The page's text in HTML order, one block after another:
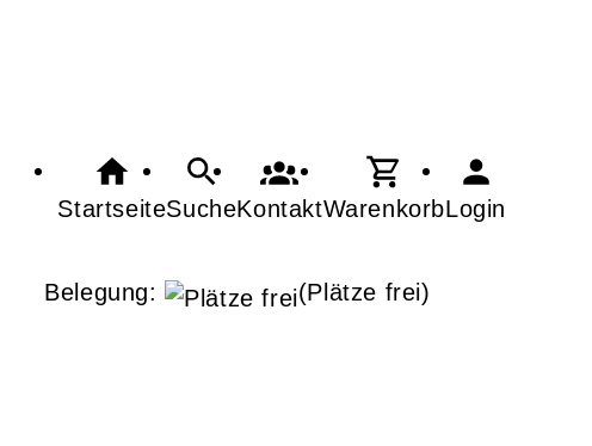
StartseiteSucheKontaktWarenkorbLogin
Belegung: (Plätze frei)